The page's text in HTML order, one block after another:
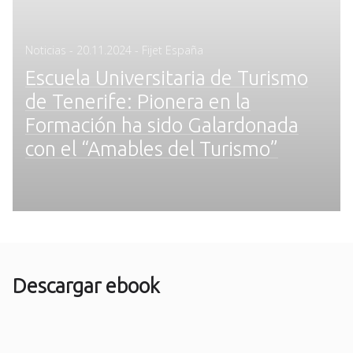
Noticias - Posted
on
20.11.2024 - Fijet España
Escuela Universitaria de Turismo
de Tenerife: Pionera en la
Formación ha sido Galardonada
con el “Amables del Turismo”
Descargar ebook